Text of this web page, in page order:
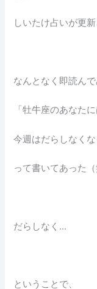
しいたけ占いが更
なんとなく即読んで
「牡牛座のあなたに
今週はだらしなくな
って書いてあった（
だらしなく…
ということで、